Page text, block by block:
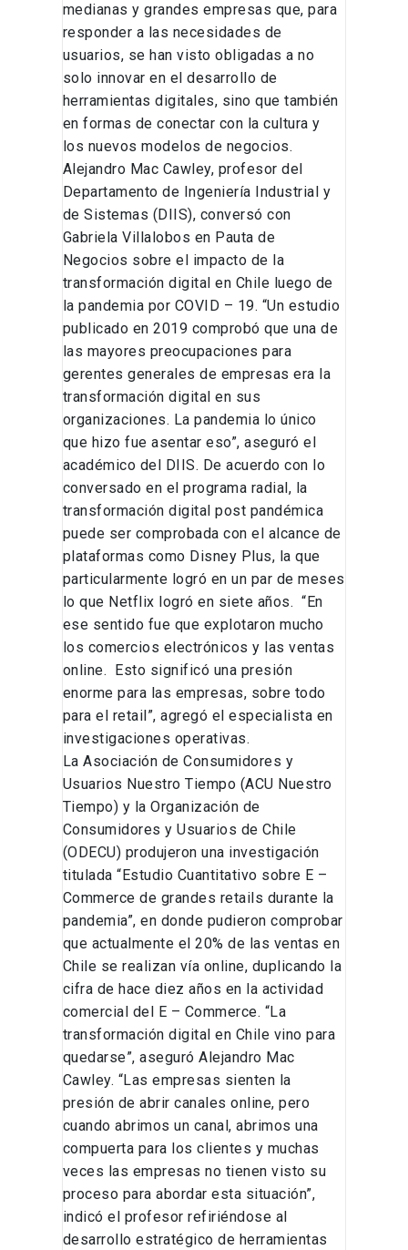
medianas y grandes empresas que, para
responder a las necesidades de
usuarios, se han visto obligadas a no
solo innovar en el desarrollo de
herramientas digitales, sino que también
en formas de conectar con la cultura y
los nuevos modelos de negocios.
Alejandro Mac Cawley, profesor del
Departamento de Ingeniería Industrial y
de Sistemas (DIIS), conversó con
Gabriela Villalobos en Pauta de
Negocios sobre el impacto de la
transformación digital en Chile luego de
la pandemia por COVID – 19. “Un estudio
publicado en 2019 comprobó que una de
las mayores preocupaciones para
gerentes generales de empresas era la
transformación digital en sus
organizaciones. La pandemia lo único
que hizo fue asentar eso”, aseguró el
académico del DIIS. De acuerdo con lo
conversado en el programa radial, la
transformación digital post pandémica
puede ser comprobada con el alcance de
plataformas como Disney Plus, la que
particularmente logró en un par de meses
lo que Netflix logró en siete años. “En
ese sentido fue que explotaron mucho
los comercios electrónicos y las ventas
online. Esto significó una presión
enorme para las empresas, sobre todo
para el retail”, agregó el especialista en
investigaciones operativas.
La Asociación de Consumidores y
Usuarios Nuestro Tiempo (ACU Nuestro
Tiempo) y la Organización de
Consumidores y Usuarios de Chile
(ODECU) produjeron una investigación
titulada “Estudio Cuantitativo sobre E –
Commerce de grandes retails durante la
pandemia”, en donde pudieron comprobar
que actualmente el 20% de las ventas en
Chile se realizan vía online, duplicando la
cifra de hace diez años en la actividad
comercial del E – Commerce. “La
transformación digital en Chile vino para
quedarse”, aseguró Alejandro Mac
Cawley. “Las empresas sienten la
presión de abrir canales online, pero
cuando abrimos un canal, abrimos una
compuerta para los clientes y muchas
veces las empresas no tienen visto su
proceso para abordar esta situación”,
indicó el profesor refiriéndose al
desarrollo estratégico de herramientas